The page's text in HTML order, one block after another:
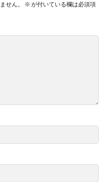
せん。 ※ が付いている欄は必須項